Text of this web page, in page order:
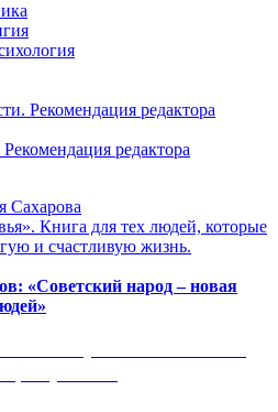
Рекомендация редактора
редактора
Сахарова
стандарты
Андрея
Книга для тех людей, которые
и счастливую жизнь.
«Советский народ – новая
С.И.
Рудаков: